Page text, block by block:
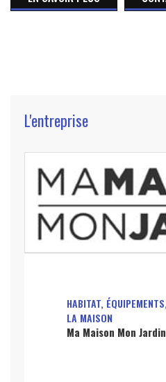
L'entreprise
HABITAT,
LA MAISON
Ma Maison Mon Jardin